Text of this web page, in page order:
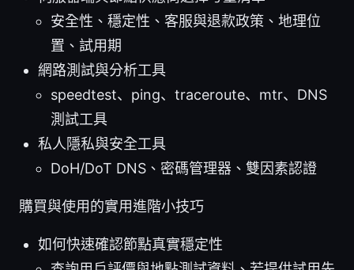
安全性、穩定性、客服與退款政策、地理位
置、試用期
網路測試與分析工具
speedtest、ping、traceroute、mtr、DNS
測試工具
私人隱私與安全工具
DoH/DoT DNS、密碼管理器、雙因素認證
購買與使用的實用進階小技巧
如何快速確認節點真實穩定性